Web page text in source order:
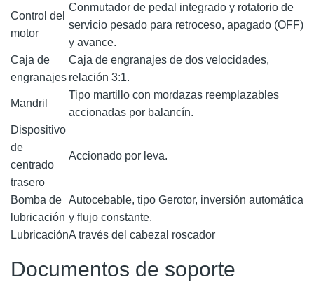
Control del
motor
Conmutador de pedal integrado y rotatorio de
servicio pesado para retroceso, apagado (OFF)
y avance.
Caja de
engranajes
Caja de engranajes de dos velocidades,
relación 3:1.
Mandril
Tipo martillo con mordazas reemplazables
accionadas por balancín.
Dispositivo
de
centrado
trasero
Accionado por leva.
Bomba de
lubricación
Autocebable, tipo Gerotor, inversión automática
y flujo constante.
LubricaciónA través del cabezal roscador
Documentos de soporte